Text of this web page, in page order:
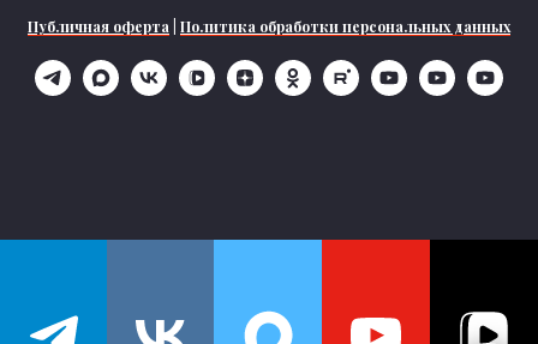
Публичная оферта
Политика обработки персональных данных